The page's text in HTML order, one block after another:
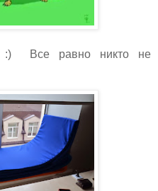
:) Все равно никто не